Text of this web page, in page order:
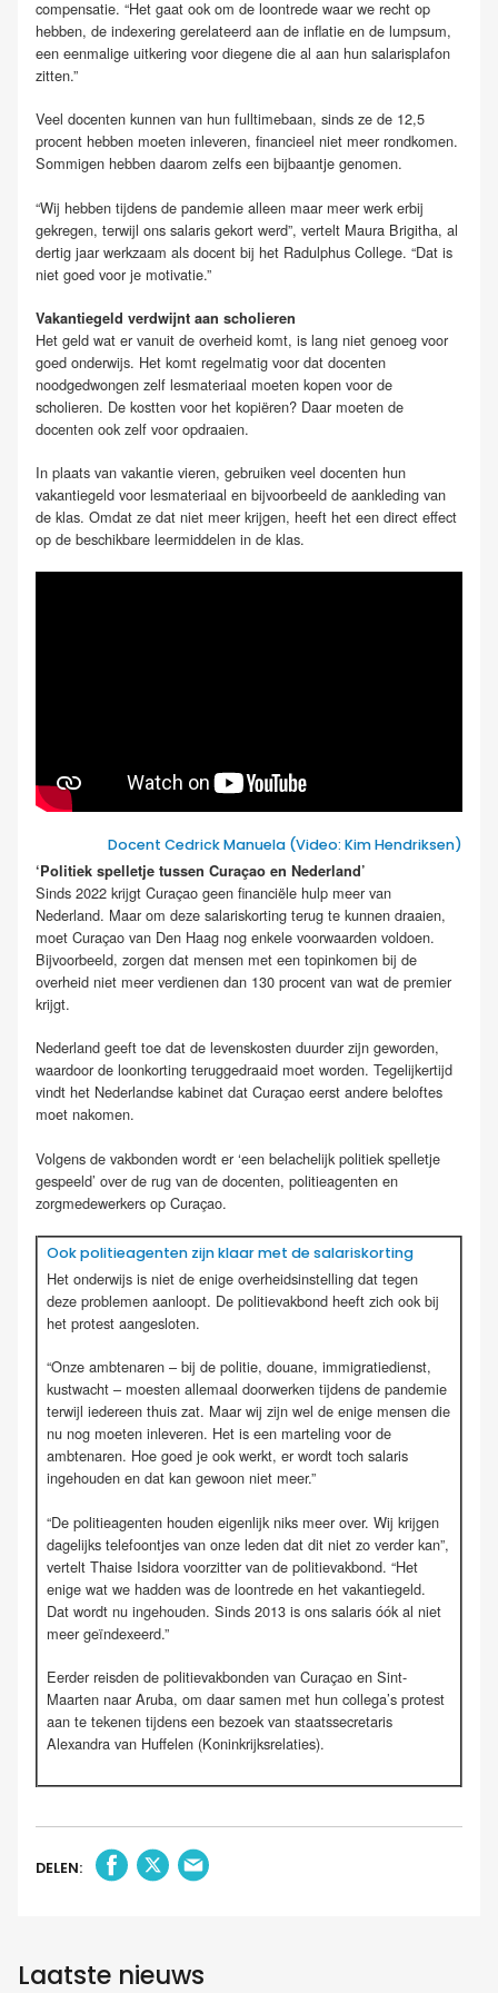
compensatie. “Het gaat ook om de loontrede waar we recht op
hebben, de indexering gerelateerd aan de inflatie en de lumpsum,
een eenmalige uitkering voor diegene die al aan hun salarisplafon
zitten.”
Veel docenten kunnen van hun fulltimebaan, sinds ze de 12,5
procent hebben moeten inleveren, financieel niet meer rondkomen.
Sommigen hebben daarom zelfs een bijbaantje genomen.
“Wij hebben tijdens de pandemie alleen maar meer werk erbij
gekregen, terwijl ons salaris gekort werd”, vertelt Maura Brigitha, al
dertig jaar werkzaam als docent bij het Radulphus College. “Dat is
niet goed voor je motivatie.”
Vakantiegeld verdwijnt aan scholieren
Het geld wat er vanuit de overheid komt, is lang niet genoeg voor
goed onderwijs. Het komt regelmatig voor dat docenten
noodgedwongen zelf lesmateriaal moeten kopen voor de
scholieren. De kostten voor het kopiëren? Daar moeten de
docenten ook zelf voor opdraaien.
In plaats van vakantie vieren, gebruiken veel docenten hun
vakantiegeld voor lesmateriaal en bijvoorbeeld de aankleding van
de klas. Omdat ze dat niet meer krijgen, heeft het een direct effect
op de beschikbare leermiddelen in de klas.
Docent Cedrick Manuela (Video: Kim Hendriksen)
‘Politiek spelletje tussen Curaçao en Nederland’
Sinds 2022 krijgt Curaçao geen financiële hulp meer van
Nederland. Maar om deze salariskorting terug te kunnen draaien,
moet Curaçao van Den Haag nog enkele voorwaarden voldoen.
Bijvoorbeeld, zorgen dat mensen met een topinkomen bij de
overheid niet meer verdienen dan 130 procent van wat de premier
krijgt.
Nederland geeft toe dat de levenskosten duurder zijn geworden,
waardoor de loonkorting teruggedraaid moet worden. Tegelijkertijd
vindt het Nederlandse kabinet dat Curaçao eerst andere beloftes
moet nakomen.
Volgens de vakbonden wordt er ‘een belachelijk politiek spelletje
gespeeld’ over de rug van de docenten, politieagenten en
zorgmedewerkers op Curaçao.
Ook politieagenten zijn klaar met de salariskorting
Het onderwijs is niet de enige overheidsinstelling dat tegen
deze problemen aanloopt. De politievakbond heeft zich ook bij
het protest aangesloten.
“Onze ambtenaren – bij de politie, douane, immigratiedienst,
kustwacht – moesten allemaal doorwerken tijdens de pandemie
terwijl iedereen thuis zat. Maar wij zijn wel de enige mensen die
nu nog moeten inleveren. Het is een marteling voor de
ambtenaren. Hoe goed je ook werkt, er wordt toch salaris
ingehouden en dat kan gewoon niet meer.”
“De politieagenten houden eigenlijk niks meer over. Wij krijgen
dagelijks telefoontjes van onze leden dat dit niet zo verder kan”,
vertelt Thaise Isidora voorzitter van de politievakbond. “Het
enige wat we hadden was de loontrede en het vakantiegeld.
Dat wordt nu ingehouden. Sinds 2013 is ons salaris óók al niet
meer geïndexeerd.”
Eerder reisden de politievakbonden van Curaçao en Sint-
Maarten naar Aruba, om daar samen met hun collega’s protest
aan te tekenen tijdens een bezoek van staatssecretaris
Alexandra van Huffelen (Koninkrijksrelaties).
DELEN:
Laatste nieuws